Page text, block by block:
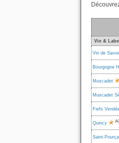
Vin & Label
Vin de
Bourgogne
Muscadet
Muscadet
Fiefs
Quincy
Saint-